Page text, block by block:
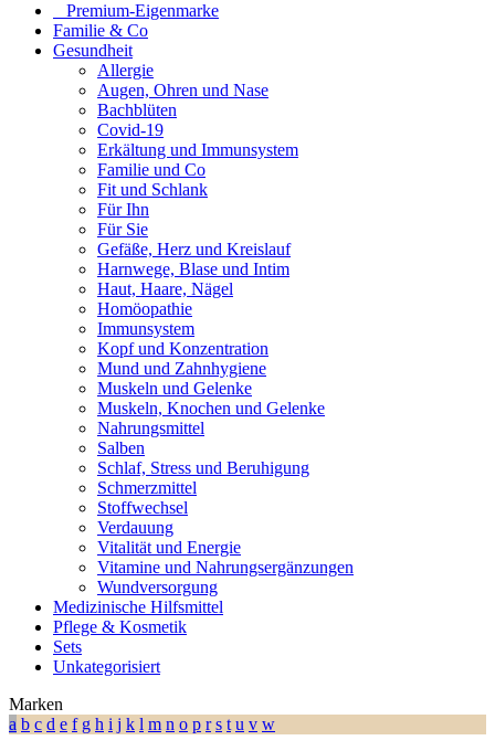
⠀​Premium-Eigenmarke
Familie & Co
Gesundheit
Allergie
Augen, Ohren und Nase
Bachblüten
Covid-19
Erkältung und Immunsystem
Familie und Co
Fit und Schlank
Für Ihn
Für Sie
Gefäße, Herz und Kreislauf
Harnwege, Blase und Intim
Haut, Haare, Nägel
Homöopathie
Immunsystem
Kopf und Konzentration
Mund und Zahnhygiene
Muskeln und Gelenke
Muskeln, Knochen und Gelenke
Nahrungsmittel
Salben
Schlaf, Stress und Beruhigung
Schmerzmittel
Stoffwechsel
Verdauung
Vitalität und Energie
Vitamine und Nahrungsergänzungen
Wundversorgung
Medizinische Hilfsmittel
Pflege & Kosmetik
Sets
Unkategorisiert
Marken
a b c d e f g h i j k l m n o p r s t u v w